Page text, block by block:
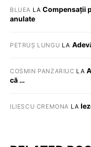
BLUEA LACompensații
anulate
PETRUȘ LUNGU LA
COSMIN PANZARIUC LA
că …
ILIESCU CREMONA LA